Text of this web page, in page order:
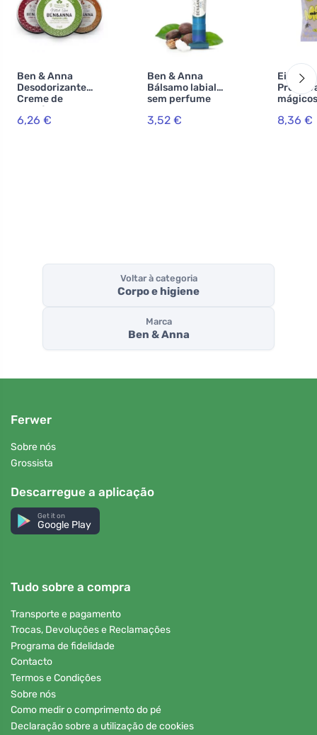
Ben & Anna
Desodorizante
Creme de
Orquídea de
Baunilha (45 g)
6,26 €
Ben & Anna
Bálsamo labial
sem perfume
3,52 €
Einhorn
8,36 €
Voltar à categoria
Corpo e higiene
Marca
Ben & Anna
Ferwer
Sobre nós
Grossista
Descarregue a aplicação
Get it on
Google Play
Tudo sobre a compra
Transporte e pagamento
Trocas, Devoluções e Reclamações
Programa de fidelidade
Contacto
Termos e Condições
Sobre nós
Como medir o comprimento do pé
Declaração sobre a utilização de cookies